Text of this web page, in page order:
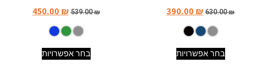
630.00₪
390.00 ₪
בחר אפשרויות
539.00₪
450.00 ₪
בחר אפשרויות